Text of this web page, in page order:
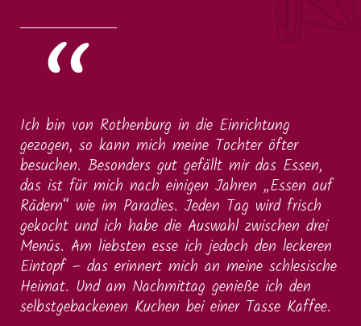
Ich bin von Rothenburg in die Einrichtung
gezogen, so kann mich meine Tochter öfter
besuchen. Besonders gut gefällt mir das Essen,
das ist für mich nach einigen Jahren „Essen auf
Rädern“ wie im Paradies. Jeden Tag wird frisch
gekocht und ich habe die Auswahl zwischen drei
Menüs. Am liebsten esse ich jedoch den leckeren
Eintopf – das erinnert mich an meine schlesische
Heimat. Und am Nachmittag genieße ich den
selbstgebackenen Kuchen bei einer Tasse Kaffee.